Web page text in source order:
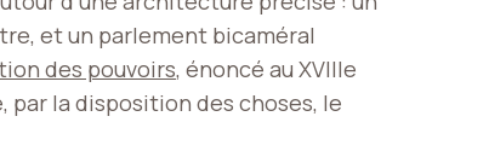
et un parlement bicaméral
des pouvoirs, énoncé au XVIIIe
par la disposition des choses, le